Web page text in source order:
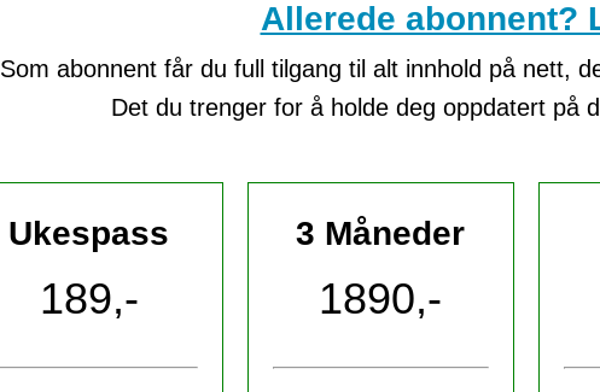
Allerede abonnent?
Som abonnent får du full tilgang til alt innhold på nett,
Det du trenger for å holde deg oppdatert på
Ukespass
189,-
3 Måneder
1890,-